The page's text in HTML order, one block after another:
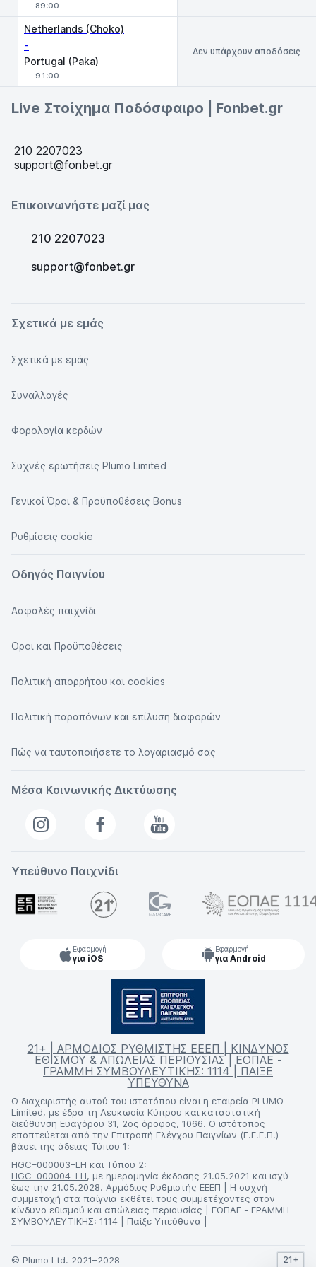
89:00
Netherlands (Choko)
-
Portugal (Paka)
91:00
Δεν υπάρχουν αποδόσεις
Live Στοίχημα Ποδόσφαιρο | Fonbet.gr
210 2207023
support@fonbet.gr
Επικοινωνήστε μαζί μας
210 2207023
support@fonbet.gr
Σχετικά με εμάς
Σχετικά με εμάς
Συναλλαγές
Φορολογία κερδών
Συχνές ερωτήσεις Plumo Limited
Γενικοί Όροι & Προϋποθέσεις Bonus
Ρυθμίσεις cookie
Οδηγός Παιγνίου
Ασφαλές παιχνίδι
Οροι και Προϋποθέσεις
Πολιτική απορρήτου και cookies
Πολιτική παραπόνων και επίλυση διαφορών
Πώς να ταυτοποιήσετε το λογαριασμό σας
Μέσα Κοινωνικής Δικτύωσης
Υπεύθυνο Παιχνίδι
Εφαρμογή
για iOS
Εφαρμογή
για Android
21+ | ΑΡΜΟΔΙΟΣ ΡΥΘΜΙΣΤΗΣ ΕΕΕΠ | ΚΙΝΔΥΝΟΣ
ΕΘΙΣΜΟΥ & ΑΠΩΛΕΙΑΣ ΠΕΡΙΟΥΣΙΑΣ | ΕΟΠΑΕ -
ΓΡΑΜΜΗ ΣΥΜΒΟΥΛΕΥΤΙΚΗΣ: 1114 | ΠΑΙΞΕ
ΥΠΕΥΘΥΝΑ
Ο διαχειριστής αυτού του ιστοτόπου είναι η εταιρεία PLUMO
Limited, με έδρα τη Λευκωσία Κύπρου και καταστατική
διεύθυνση Ευαγόρου 31, 2ος όροφος, 1066. Ο ιστότοπος
εποπτεύεται από την Επιτροπή Ελέγχου Παιγνίων (Ε.Ε.Ε.Π.)
βάσει της άδειας Τύπου 1:
HGC–000003–LH και Τύπου 2:
HGC–000004–LH, με ημερομηνία έκδοσης 21.05.2021 και ισχύ
έως την 21.05.2028. Αρμόδιος Ρυθμιστής ΕΕΕΠ | Η συχνή
συμμετοχή στα παίγνια εκθέτει τους συμμετέχοντες στον
κίνδυνο εθισμού και απώλειας περιουσίας | ΕΟΠΑΕ - ΓΡΑΜΜΗ
ΣΥΜΒΟΥΛΕΥΤΙΚΗΣ: 1114 | Παίξε Υπεύθυνα |
© Plumo Ltd. 2021–2028 21+